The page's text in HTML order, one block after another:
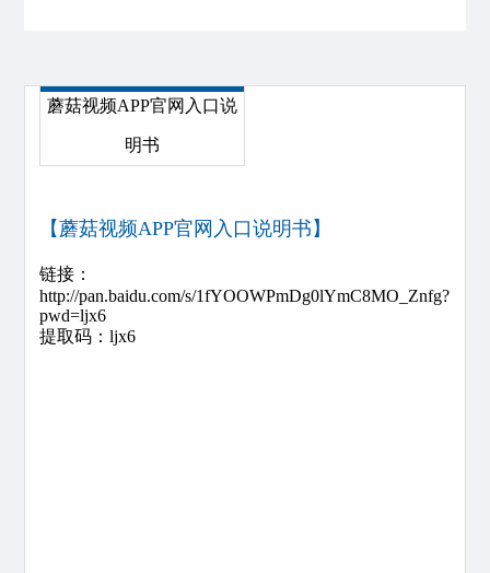
蘑菇视频APP官网入口说
明书
【蘑菇视频APP官网入口说明书】
链接：
http://pan.baidu.com/s/1fYOOWPmDg0lYmC8MO_Znfg?
pwd=ljx6
提取码：ljx6